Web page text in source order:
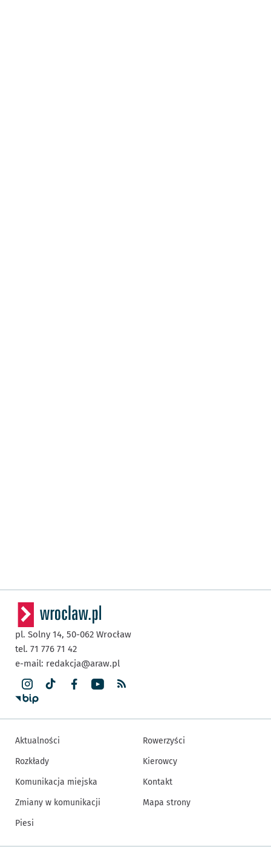
pl. Solny 14, 50-062 Wrocław
tel. 71 776 71 42
e-mail: redakcja@araw.pl
Aktualności
Rozkłady
Komunikacja miejska
Zmiany w komunikacji
Piesi
Rowerzyści
Kierowcy
Kontakt
Mapa strony